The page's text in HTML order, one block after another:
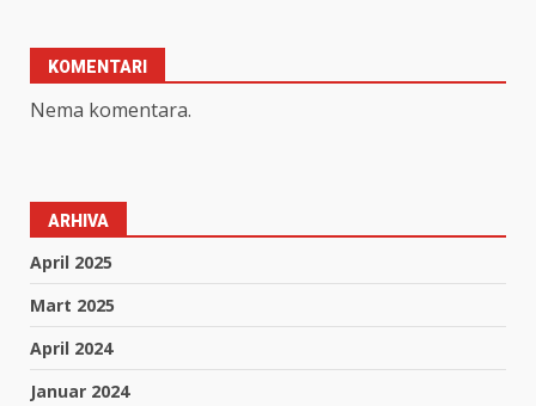
KOMENTARI
Nema komentara.
ARHIVA
April 2025
Mart 2025
April 2024
Januar 2024